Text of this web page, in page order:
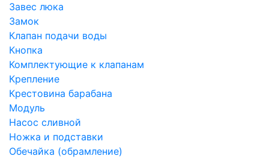
Завес люка
Замок
Клапан подачи воды
Кнопка
Комплектующие к клапанам
Крепление
Крестовина барабана
Модуль
Насос сливной
Ножка и подставки
Обечайка (обрамление)